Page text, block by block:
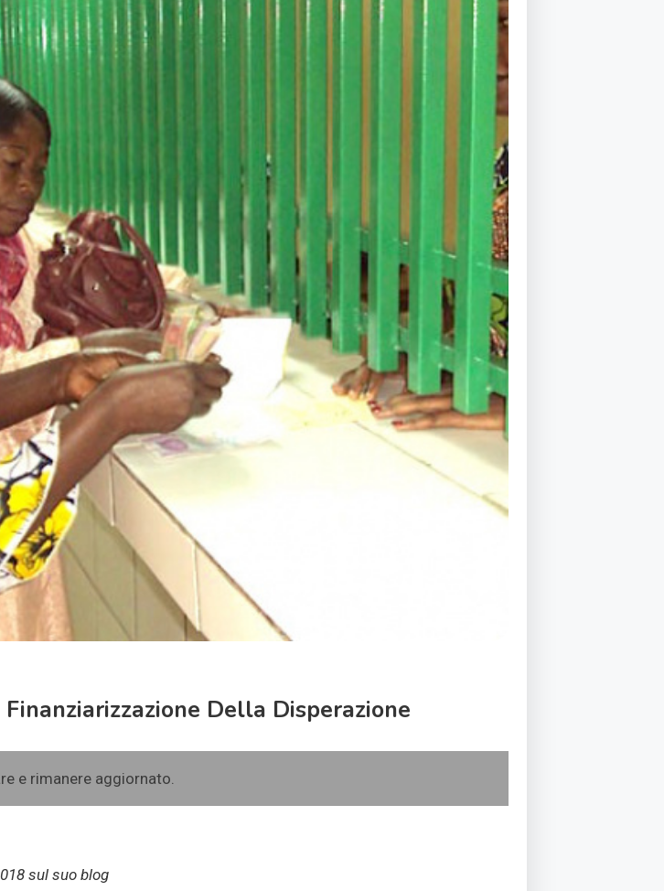
Della Disperazione
e rimanere aggiornato.
sul suo blog